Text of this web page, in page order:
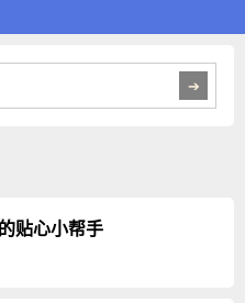
贴心小帮手